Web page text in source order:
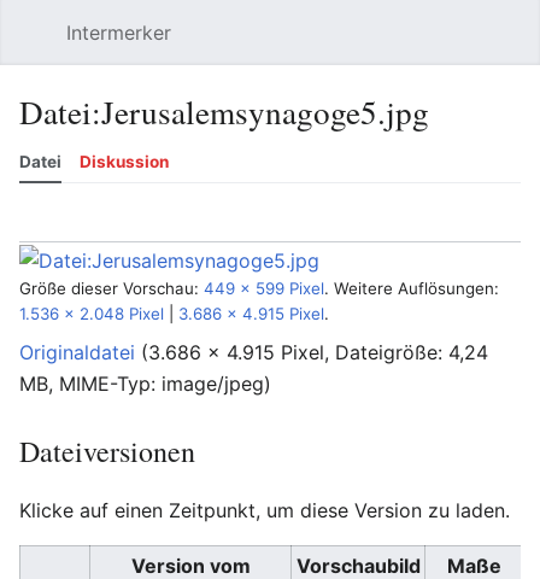
Intermerker
Datei:Jerusalemsynagoge5.jpg
Datei Diskussion
Größe dieser Vorschau: 449 × 599 Pixel. Weitere Auflösungen:
1.536 × 2.048 Pixel
3.686 × 4.915 Pixel.
Originaldatei (3.686 × 4.915 Pixel, Dateigröße: 4,24
MB, MIME-Typ: image/jpeg)
Dateiversionen
Klicke auf einen Zeitpunkt, um diese Version zu laden.
Version vom Vorschaubild
Maße